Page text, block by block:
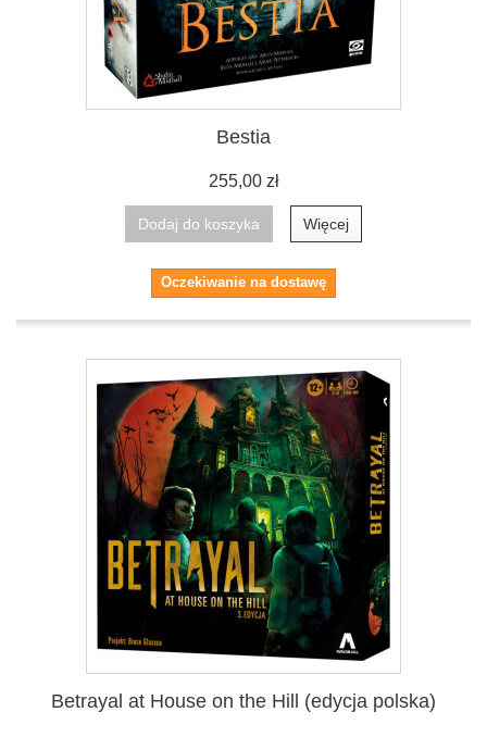
Bestia
255,00 zł
Dodaj do koszyka Więcej
Oczekiwanie na dostawę
Betrayal at House on the Hill (edycja polska)